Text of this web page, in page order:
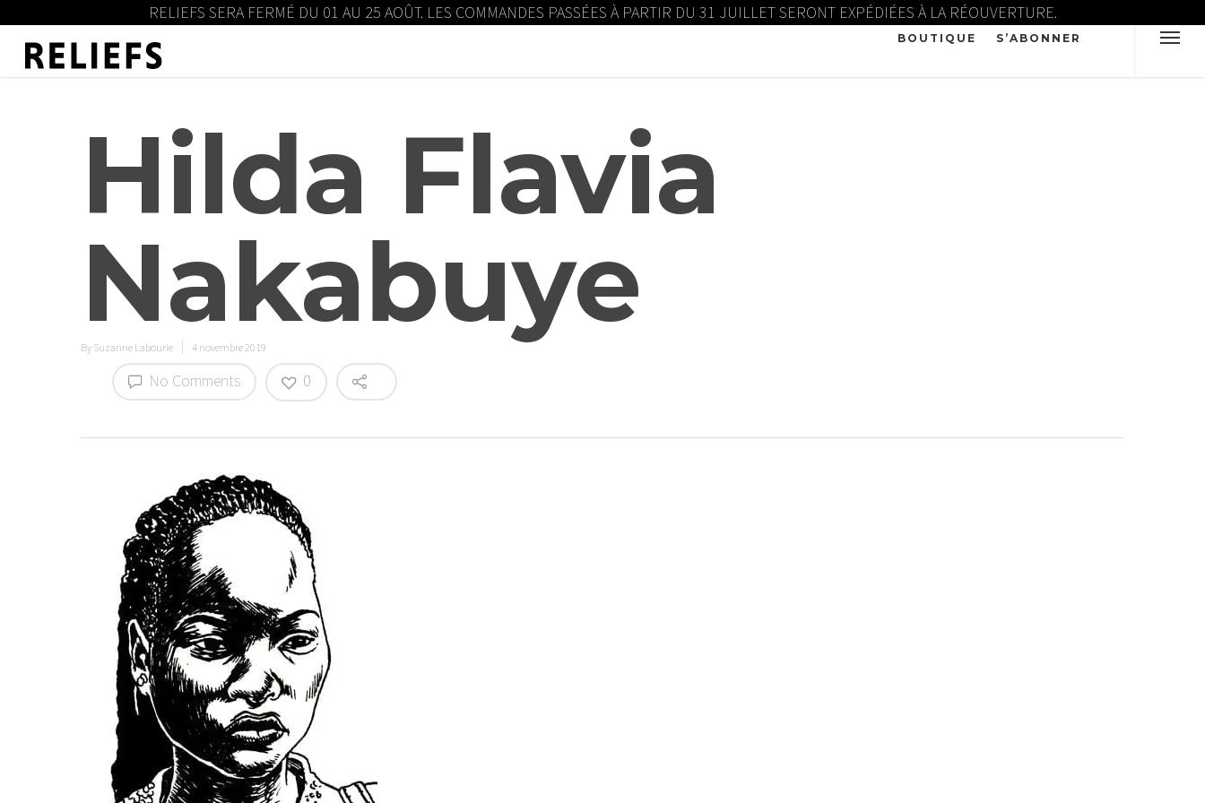
RELIEFS SERA FERMÉ DU 01 AU 25 AOÛT. LES COMMANDES PASSÉES À PARTIR DU 31 JUILLET SERONT EXPÉDIÉES À LA RÉOUVERTURE.
BOUTIQUE S’ABONNER
Hilda Flavia
Nakabuye
By Suzanne Labourie 4 novembre 2019
No Comments 0